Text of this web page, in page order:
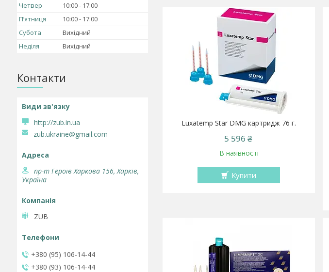
Luxatemp Star DMG картридж 76 г.
5 596 ₴
В наявності
Купити
Четвер
10:00
17:00
Пʼятниця
10:00
17:00
Субота
Вихідний
Неділя
Вихідний
Контакти
http://zub.in.ua
zub.ukraine@gmail.com
пр-т Героїв Харкова 156, Харків,
Україна
ZUB
+380 (95) 106-14-44
+380 (93) 106-14-44